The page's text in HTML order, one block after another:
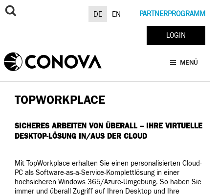
Zum
Inhalt
DE EN PARTNERPROGRAMM
LOGIN
MENÜ
TOPWORKPLACE
SICHERES ARBEITEN VON ÜBERALL – IHRE VIRTUELLE
DESKTOP-LÖSUNG IN/AUS DER CLOUD
Mit TopWorkplace erhalten Sie einen personalisierten Cloud-
PC als Software-as-a-Service-Komplettlösung in einer
hochsicheren Windows 365/Azure-Umgebung. So haben Sie
immer und überall Zugriff auf Ihren Desktop und Ihre